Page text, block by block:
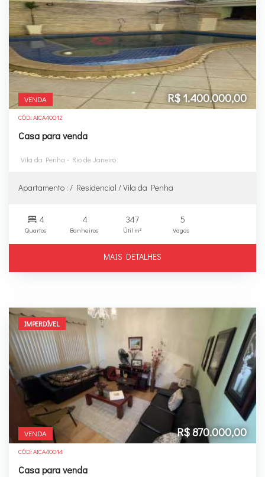
VENDA R$ 1.400.000,00
CÓD.: AICA40012
Casa para venda
Vila da Penha - Rio de Janeiro
Apartamento : / Residencial / Vila da Penha
4
Quartos
4
Banheiros
347
Útil m²
5
Vagas
MAIS DETALHES
IMPERDÍVEL
VENDA R$ 870.000,00
CÓD.: AICA40014
Casa para venda